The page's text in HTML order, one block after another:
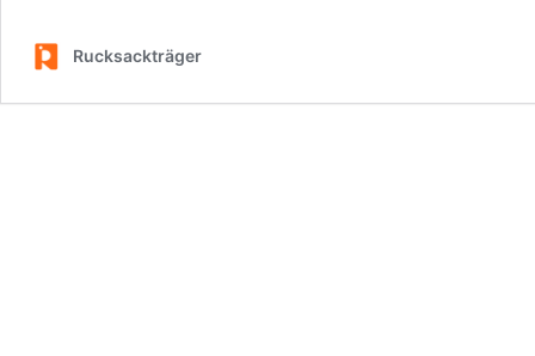
Rucksackträger